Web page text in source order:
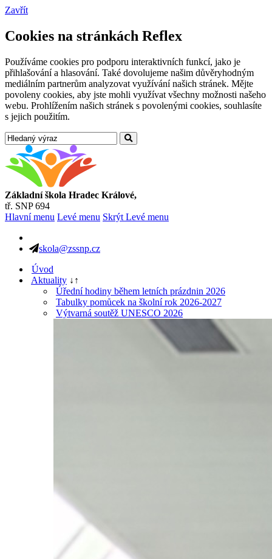
Zavřít
Cookies na stránkách Reflex
Používáme cookies pro podporu interaktivních funkcí, jako je
přihlašování a hlasování. Také dovolujeme našim důvěryhodným
mediálním partnerům analyzovat využívání našich stránek. Mějte
povoleny cookies, aby jste mohli využívat všechny možnosti našeho
webu. Prohlížením našich stránek s povolenými cookies, souhlasíte
s jejich použitím.
Základní škola Hradec Králové,
tř. SNP 694
Hlavní menu Levé menu Skrýt Levé menu
skola@zssnp.cz
Úvod
Aktuality ↓ ↑
Úřední hodiny během letních prázdnin 2026
Tabulky pomůcek na školní rok 2026-2027
Výtvarná soutěž UNESCO 2026